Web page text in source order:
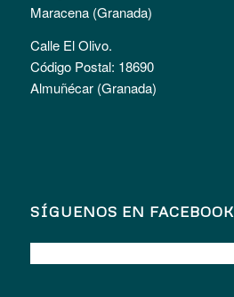
Maracena (Granada)
Calle El Olivo.
Código Postal: 18690
Almuñécar (Granada)
SÍGUENOS EN FACEBOOK